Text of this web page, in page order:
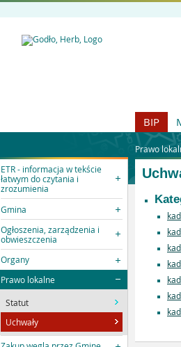
BIP
Prawo
ETR - informacja w tekście
łatwym do czytania i
zrozumienia
Gmina
Ogłoszenia, zarządzenia i
obwieszczenia
Organy
Prawo lokalne
Statut
Uchwały